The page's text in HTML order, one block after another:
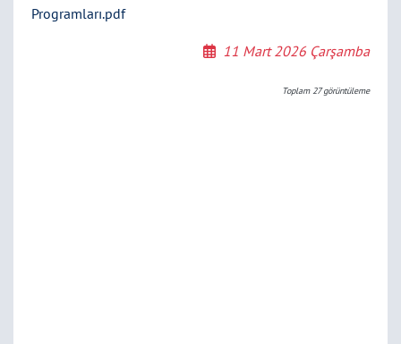
Programları.pdf
11 Mart 2026 Çarşamba
Toplam27görüntüleme